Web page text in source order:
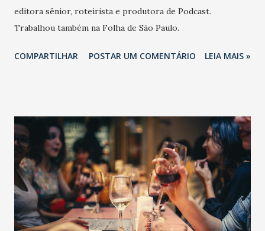
editora sênior, roteirista e produtora de Podcast.
Trabalhou também na Folha de São Paulo.
COMPARTILHAR POSTAR UM COMENTÁRIO LEIA MAIS »